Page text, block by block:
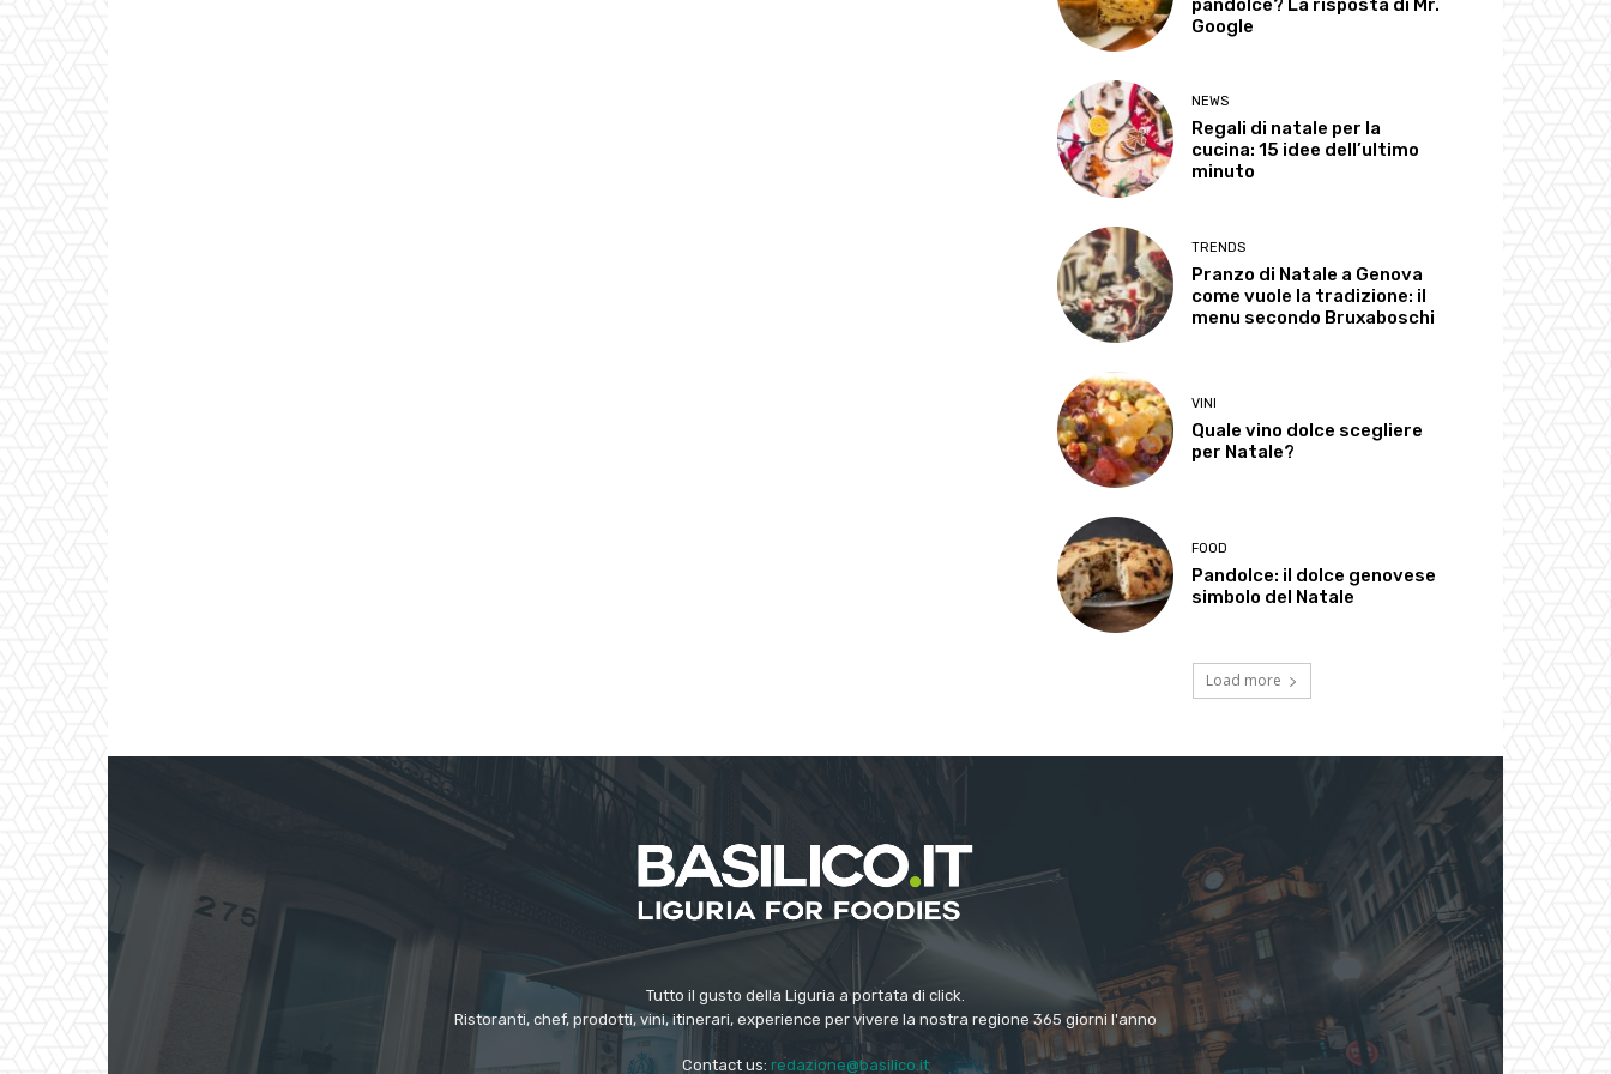
pandolce? La risposta di Mr.
Google
NEWS
Regali di natale per la
cucina: 15 idee dell’ultimo
minuto
TRENDS
Pranzo di Natale a Genova
come vuole la tradizione: il
menu secondo Bruxaboschi
VINI
Quale vino dolce scegliere
per Natale?
FOOD
Pandolce: il dolce genovese
simbolo del Natale
Load more
Tutto il gusto della Liguria a portata di click.
Ristoranti, chef, prodotti, vini, itinerari, experience per vivere la nostra regione 365 giorni l'anno
Contact us: redazione@basilico.it